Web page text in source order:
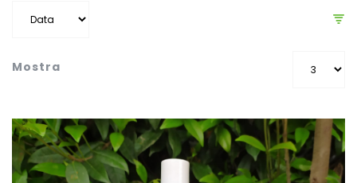
Mostra